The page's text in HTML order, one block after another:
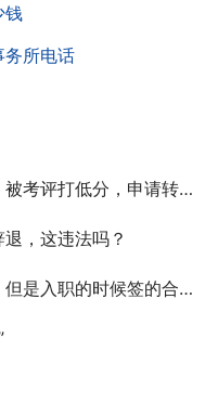
钱
务所电话
、工作交接以至于现在无工作安排。这种情况该怎么办
，这违法吗？
的合作合同，离职拖欠工资怎么办